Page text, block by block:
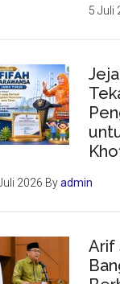
5 Juli
2026 Byadmin
Arif